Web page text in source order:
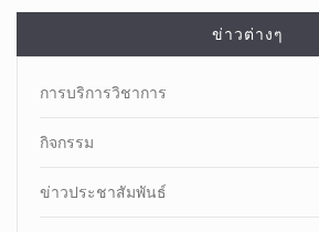
ข่าวต่างๆ
การบริการวิชาการ
กิจกรรม
ข่าวประชาสัมพันธ์